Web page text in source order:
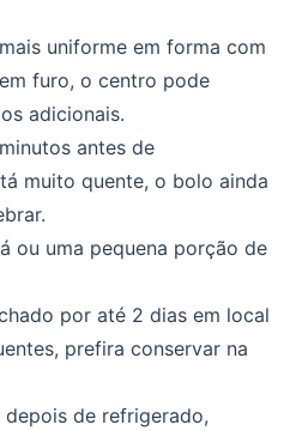
uniforme em forma com
furo, o centro pode
adicionais.
antes de
muito quente, o bolo ainda
ou uma pequena porção de
por até 2 dias em local
prefira conservar na
depois de refrigerado,